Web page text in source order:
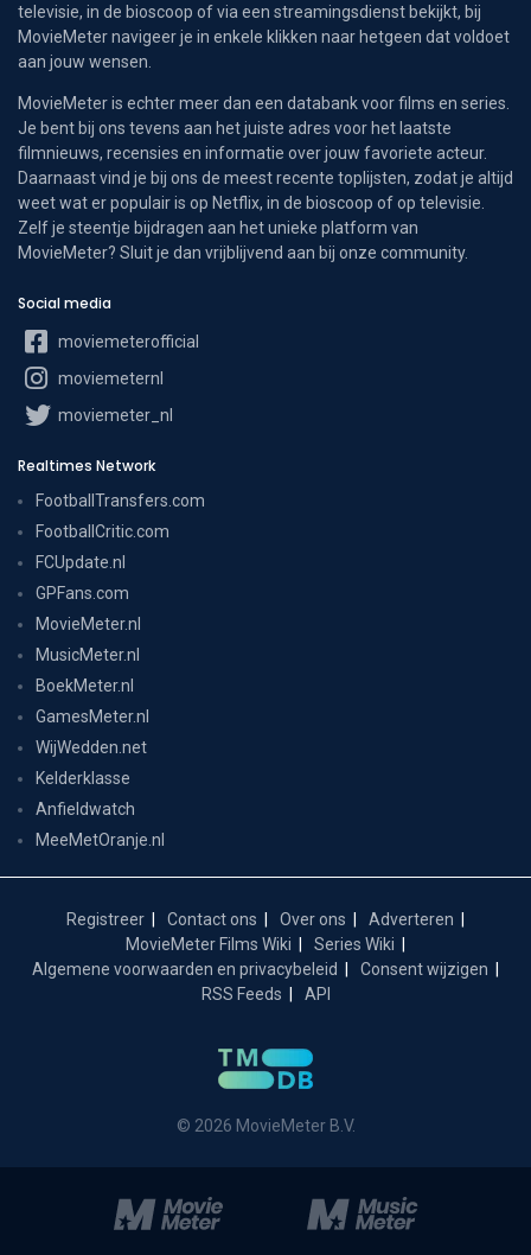
televisie, in de bioscoop of via een streamingsdienst bekijkt, bij
MovieMeter navigeer je in enkele klikken naar hetgeen dat voldoet
aan jouw wensen.
MovieMeter is echter meer dan een databank voor films en series.
Je bent bij ons tevens aan het juiste adres voor het laatste
filmnieuws, recensies en informatie over jouw favoriete acteur.
Daarnaast vind je bij ons de meest recente toplijsten, zodat je altijd
weet wat er populair is op Netflix, in de bioscoop of op televisie.
Zelf je steentje bijdragen aan het unieke platform van
MovieMeter? Sluit je dan vrijblijvend aan bij onze community.
Social media
moviemeterofficial
moviemeternl
moviemeter_nl
Realtimes Network
FootballTransfers.com
FootballCritic.com
FCUpdate.nl
GPFans.com
MovieMeter.nl
MusicMeter.nl
BoekMeter.nl
GamesMeter.nl
WijWedden.net
Kelderklasse
Anfieldwatch
MeeMetOranje.nl
Registreer Contact ons Over ons
Adverteren
MovieMeter Films Wiki
Series Wiki
Algemene voorwaarden en privacybeleid
Consent wijzigen
RSS Feeds
API
© 2026 MovieMeter B.V.